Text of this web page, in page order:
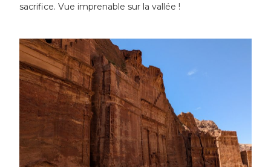
sacrifice. Vue imprenable sur la vallée !